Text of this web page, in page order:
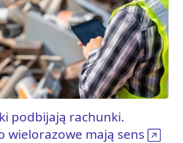
podbijają rachunki.
wielorazowe mają sens